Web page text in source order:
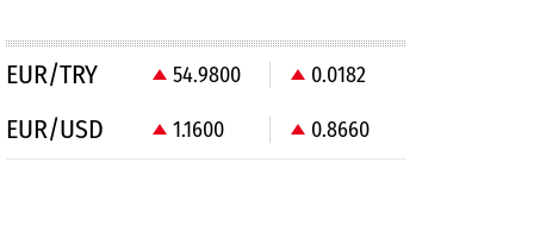
EUR/TRY 54.9800 0.0182
EUR/USD 1.1600 0.8660